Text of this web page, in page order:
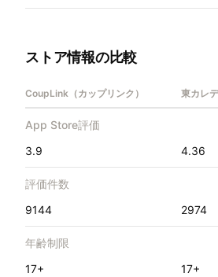
ストア情報の比較
CoupLink（カップリンク） 東カレ
App Store評価
3.9
4.36
評価件数
9144
2974
年齢制限
17+
17+